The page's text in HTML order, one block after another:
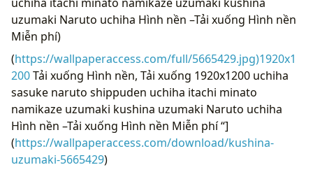
uzumaki Naruto uchiha Hình nền –Tải xuống Hình nền
Miễn phí)
(https://wallpaperaccess.com/full/5665429.jpg)1920x1
200Tải xuống Hình nền, Tải xuống 1920x1200 uchiha
sasuke naruto shippuden uchiha itachi minato
namikaze uzumaki kushina uzumaki Naruto uchiha
Hình nền –Tải xuống Hình nền Miễn phí “]
(https://wallpaperaccess.com/download/kushina-
uzumaki-5665429)